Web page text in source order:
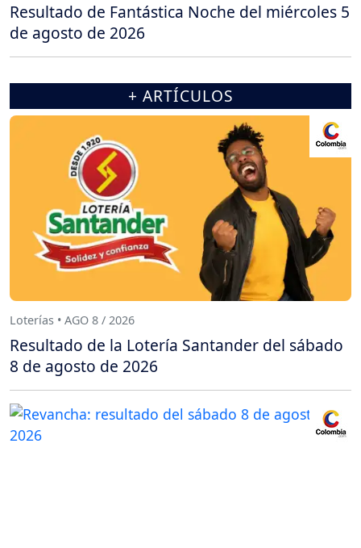
Resultado de Fantástica Noche del miércoles 5
de agosto de 2026
+ ARTÍCULOS
Loterías • AGO 8 / 2026
Resultado de la Lotería Santander del sábado
8 de agosto de 2026